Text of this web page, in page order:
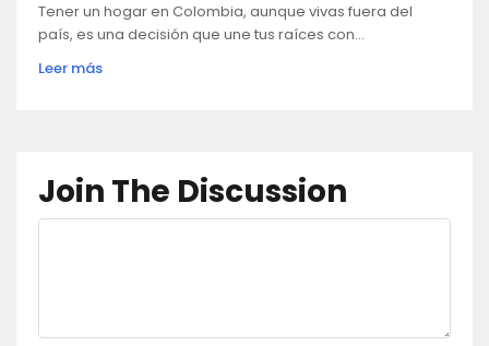
Tener un hogar en Colombia, aunque vivas fuera del
país, es una decisión que une tus raíces con...
Leer más
Join The Discussion